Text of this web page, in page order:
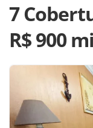
7
R$ 900